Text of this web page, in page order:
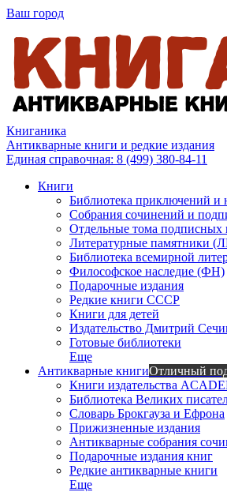
Ваш город
Книганика
Антикварные книги и редкие издания
Единая справочная: 8 (499) 380-84-11
Книги
Библиотека приключений
Собрания сочинений и
Отдельные тома подписных
Литературные памятники
Библиотека всемирной
Философское наследие (ФН)
Подарочные издания
Редкие книги СССР
Книги для детей
Издательство Дмитрий
Готовые библиотеки
Еще
Антикварные книгиОтличный
Книги издательства
Библиотека Великих
Словарь Брокгауза и Ефрона
Прижизненные издания
Антикварные собрания
Подарочные издания книг
Редкие антикварные книги
Еще